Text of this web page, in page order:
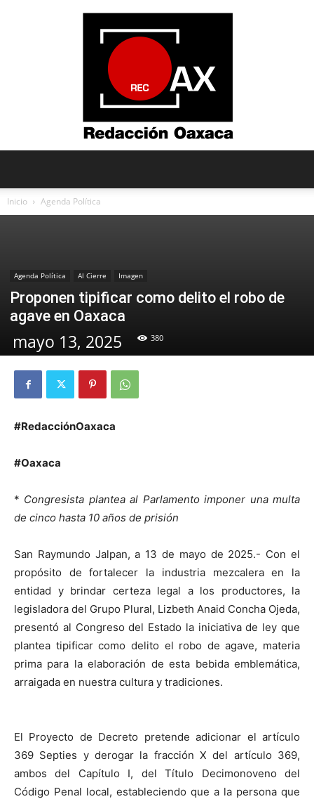
Inicio Agenda Política
Agenda Política Al Cierre Imagen
Proponen tipificar como delito el robo de
agave en Oaxaca
mayo 13, 2025 380
#RedacciónOaxaca
#Oaxaca
* Congresista plantea al Parlamento imponer una multa
de cinco hasta 10 años de prisión
San Raymundo Jalpan, a 13 de mayo de 2025.- Con el
propósito de fortalecer la industria mezcalera en la
entidad y brindar certeza legal a los productores, la
legisladora del Grupo Plural, Lizbeth Anaid Concha Ojeda,
presentó al Congreso del Estado la iniciativa de ley que
plantea tipificar como delito el robo de agave, materia
prima para la elaboración de esta bebida emblemática,
arraigada en nuestra cultura y tradiciones.
El Proyecto de Decreto pretende adicionar el artículo
369 Septies y derogar la fracción X del artículo 369,
ambos del Capítulo I, del Título Decimonoveno del
Código Penal local, estableciendo que a la persona que